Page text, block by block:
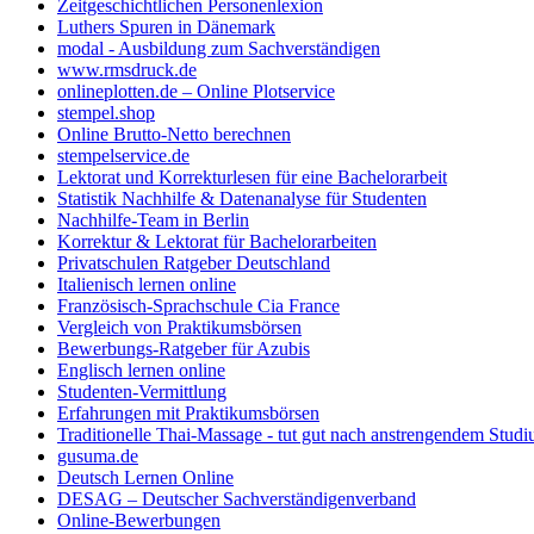
Zeitgeschichtlichen Personenlexion
Luthers Spuren in Dänemark
modal - Ausbildung zum Sachverständigen
www.rmsdruck.de
onlineplotten.de – Online Plotservice
stempel.shop
Online Brutto-Netto berechnen
stempelservice.de
Lektorat und Korrekturlesen für eine Bachelorarbeit
Statistik Nachhilfe & Datenanalyse für Studenten
Nachhilfe-Team in Berlin
Korrektur & Lektorat für Bachelorarbeiten
Privatschulen Ratgeber Deutschland
Italienisch lernen online
Französisch-Sprachschule Cia France
Vergleich von Praktikumsbörsen
Bewerbungs-Ratgeber für Azubis
Englisch lernen online
Studenten-Vermittlung
Erfahrungen mit Praktikumsbörsen
Traditionelle Thai-Massage - tut gut nach anstrengendem
gusuma.de
Deutsch Lernen Online
DESAG – Deutscher Sachverständigenverband
Online-Bewerbungen